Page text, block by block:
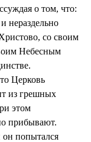
о том, что:
нераздельно
со своим
Небесным
Церковь
из грешных
этом
прибывают.
он попытался